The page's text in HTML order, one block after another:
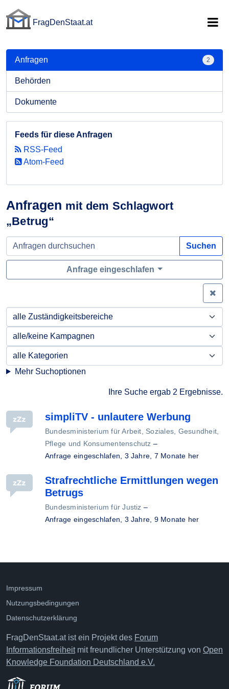
FragDenStaat.at
Anfragen mit dem Schlagwort
„Betrug“
Suchen
Anfrage eingeschlafen
Mehr Suchoptionen
Ihre Suche ergab 2 Ergebnisse.
simpliTV - unlautere Werbung
Bundesministerium für Arbeit, Soziales, Gesundheit,
Pflege und Konsumentenschutz –
Anfrage eingeschlafen, 3 Jahre, 7 Monate her
Strafrechtliche Ermittlungen wegen
Betrugs
Bundesministerium für Justiz –
Anfrage eingeschlafen, 3 Jahre, 9 Monate her
Anfragen 2
Behörden
Dokumente
Feeds für diese Anfragen
RSS-Feed
Atom-Feed
Impressum
Nutzungsbedingungen
Datenschutzerklärung
FragDenStaat.at ist ein Projekt des Forum
Informationsfreiheitmit freundlicher Unterstützung von Open
Knowledge Foundation Deutschland e.V.